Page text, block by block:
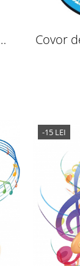
Covor
-15 LEI